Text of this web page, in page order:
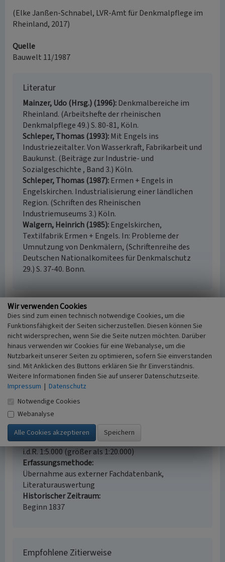
(Elke Janßen-Schnabel, LVR-Amt für Denkmalpflege im
Rheinland, 2017)
Quelle
Bauwelt 11/1987
Literatur
Mainzer, Udo (Hrsg.) (1996) Denkmalbereiche im
Rheinland. (Arbeitshefte der rheinischen
Denkmalpflege 49.) S. 80-81, Köln.
Schleper, Thomas (1993) Mit Engels ins
Industriezeitalter. Von Wasserkraft, Fabrikarbeit und
Baukunst. (Beiträge zur Industrie- und
Sozialgeschichte , Band 3.) Köln.
Schleper, Thomas (1987) Ermen + Engels in
Engelskirchen. Industrialisierung einer ländlichen
Region. (Schriften des Rheinischen
Industriemuseums 3.) Köln.
Walgern, Heinrich (1985) Engelskirchen,
Textilfabrik Ermen + Engels. In: Probleme der
Umnutzung von Denkmälern, (Schriftenreihe des
Deutschen Nationalkomitees für Denkmalschutz
29.) S. 37-40. Bonn.
Denkmalbereich „Engelskirchen - Braunswerth“
Schlagwörter
Textilfabrik
Straße / Hausnummer
Märkische Straße
Ort
51766 Engelskirchen
Gesetzlich geschütztes Kulturdenkmal
Denkmalbereich gem. § 5 DSchG NW
Fachsicht(en)
Denkmalpflege
Erfassungsmaßstab
i.d.R. 1:5.000 (größer als 1:20.000)
Erfassungsmethode
Übernahme aus externer Fachdatenbank,
Literaturauswertung
Historischer Zeitraum
Beginn 1837
Empfohlene Zitierweise
Wir verwenden Cookies
Dies sind zum einen technisch notwendige Cookies, um die
Funktionsfähigkeit der Seiten sicherzustellen. Diesen können Sie
nicht widersprechen, wenn Sie die Seite nutzen möchten. Darüber
hinaus verwenden wir Cookies für eine Webanalyse, um die
Nutzbarkeit unserer Seiten zu optimieren, sofern Sie einverstanden
sind. Mit Anklicken des Buttons erklären Sie Ihr Einverständnis.
Weitere Informationen finden Sie auf unserer Datenschutzseite.
Impressum | Datenschutz
Notwendige Cookies
Webanalyse